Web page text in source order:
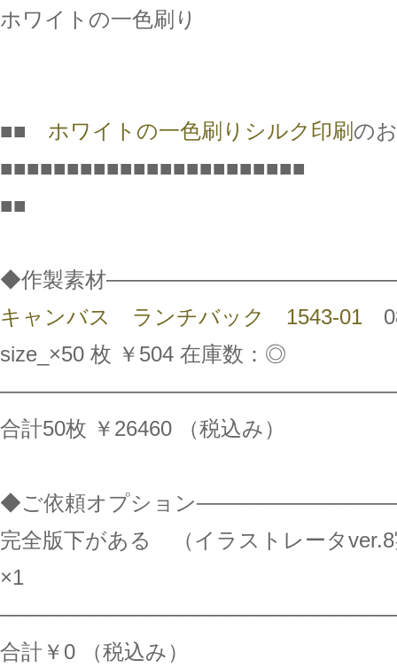
ホワイトの一色刷り
■■ ホワイトの一色刷りシルク印刷 の
■■■■■■■■■■■■■■■■■■■■■■■
■■
◆作製素材
キャンバス ランチバック 1543-01
size_×50 枚 ￥504 在庫数：◎
合計50枚 ￥26460 （税込み）
◆ご依頼オプション
完全版下がある （イラストレータ
×1
合計￥0 （税込み）